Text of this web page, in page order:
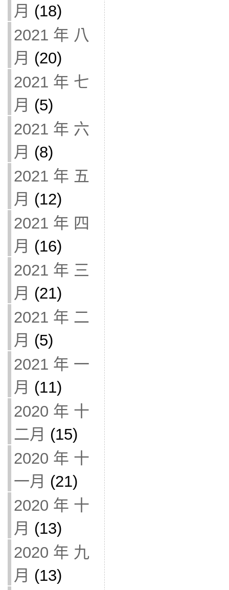
月 (18)
2021 年 八
月 (20)
2021 年 七
月 (5)
2021 年 六
月 (8)
2021 年 五
月 (12)
2021 年 四
月 (16)
2021 年 三
月 (21)
2021 年 二
月 (5)
2021 年 一
月 (11)
2020 年 十
二月 (15)
2020 年 十
一月 (21)
2020 年 十
月 (13)
2020 年 九
月 (13)